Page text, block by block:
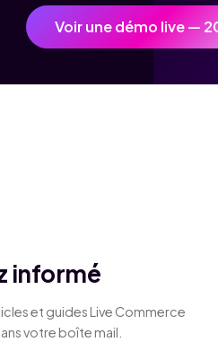
Voir une démo live —
informé
et guides Live Commerce
votre boîte mail.